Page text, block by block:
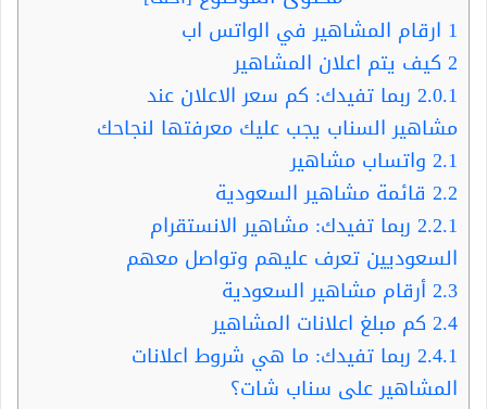
1 ارقام المشاهير في الواتس اب
2 كيف يتم اعلان المشاهير
2.0.1 ربما تفيدك: كم سعر الاعلان عند
مشاهير السناب يجب عليك معرفتها لنجاحك
2.1 واتساب مشاهير
2.2 قائمة مشاهير السعودية
2.2.1 ربما تفيدك: مشاهير الانستقرام
السعوديين تعرف عليهم وتواصل معهم
2.3أرقام مشاهير السعودية
2.4 كم مبلغ اعلانات المشاهير
2.4.1 ربما تفيدك: ما هي شروط اعلانات
المشاهير على سناب شات؟